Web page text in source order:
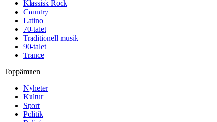
Klassisk Rock
Country
Latino
70-talet
Traditionell musik
90-talet
Trance
Toppämnen
Nyheter
Kultur
Sport
Politik